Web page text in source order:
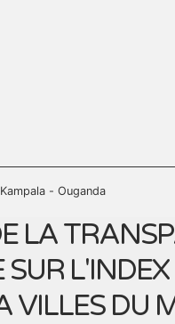
Kampala - Ouganda
LA
SUR L'INDEX
VILLES DU